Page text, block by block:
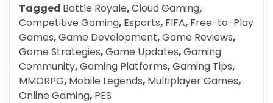
Tagged Battle Royale,Cloud Gaming,
Competitive Gaming, Esports, FIFA, Free-to-Play
Games,Game Development,Game Reviews,
Game Strategies,Game Updates,Gaming
Community,Gaming Platforms,Gaming Tips,
MMORPG, Mobile Legends, Multiplayer Games,
Online Gaming, PES